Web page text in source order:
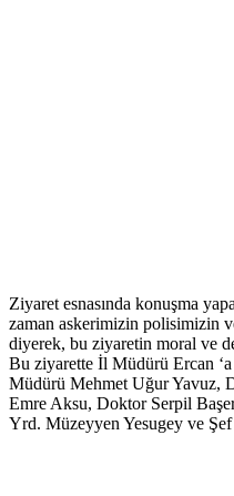
Ziyaret esnasında konuşma
zaman askerimizin polisimizin
diyerek, bu ziyaretin moral ve
Bu ziyarette İl Müdürü Ercan
Müdürü Mehmet Uğur Yavuz,
Emre Aksu, Doktor Serpil
Yrd. Müzeyyen Yesugey ve